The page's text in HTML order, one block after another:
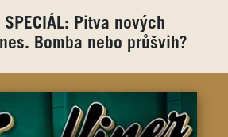
SPECIÁL: Pitva nových
Bomba nebo průšvih?